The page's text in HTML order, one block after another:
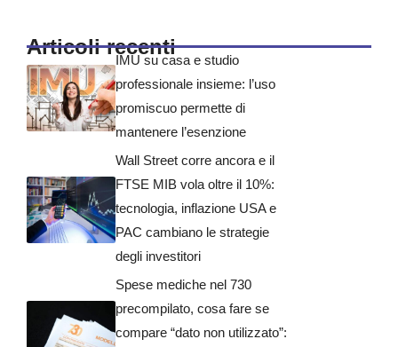
Articoli recenti
IMU su casa e studio
professionale insieme: l’uso
promiscuo permette di
mantenere l’esenzione
Wall Street corre ancora e il
FTSE MIB vola oltre il 10%:
tecnologia, inflazione USA e
PAC cambiano le strategie
degli investitori
Spese mediche nel 730
precompilato, cosa fare se
compare “dato non utilizzato”: